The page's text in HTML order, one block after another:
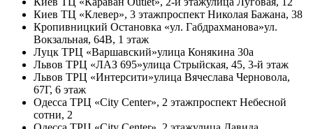
Киев ТЦ «Клевер», 3 этажпроспект Николая Бажана, 38
Кропивницкий Остановка «ул. Габдрахманова»ул.
Вокзальная, 64В, 1 этаж
Луцк ТРЦ «Варшавский»улица Конякина 30а
Львов ТРЦ «ЛАЗ 695»улица Стрыйская, 45, 3-й этаж
Львов ТРЦ «Интерсити»улица Вячеслава Черновола,
67Г, 6 этаж
Одесса ТРЦ «City Center», 2 этажпроспект Небесной
сотни, 2